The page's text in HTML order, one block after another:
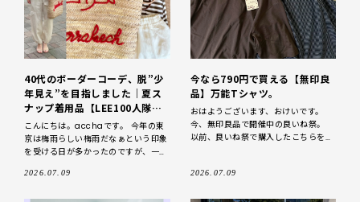
40代のボーダーコーデ、脱”少
年見え”を目指しました｜夏ス
ナップ着用品【LEE100人隊の
夏スナップ・2026】
こんにちは。acchaです。 今年の東
京は梅雨らしい梅雨だなぁという印象
を受ける日が多かったのですが、一転
梅雨明けの気配ですね！ さて、そん
2026.07.09
今なら790円で買える【無印良
品】万能Tシャツ。
おはようございます、おけいです。
今、無印良品で開催中の良いね祭。
以前、良いね祭で購入したこちらをご
32026.07.09